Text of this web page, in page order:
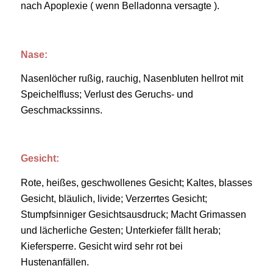
nach Apoplexie ( wenn Belladonna versagte ).
Nase:
Nasenlöcher rußig, rauchig, Nasenbluten hellrot mit
Speichelfluss; Verlust des Geruchs- und
Geschmackssinns.
Gesicht:
Rote, heißes, geschwollenes Gesicht; Kaltes, blasses
Gesicht, bläulich, livide; Verzerrtes Gesicht;
Stumpfsinniger Gesichtsausdruck; Macht Grimassen
und lächerliche Gesten; Unterkiefer fällt herab;
Kiefersperre. Gesicht wird sehr rot bei
Hustenanfällen.